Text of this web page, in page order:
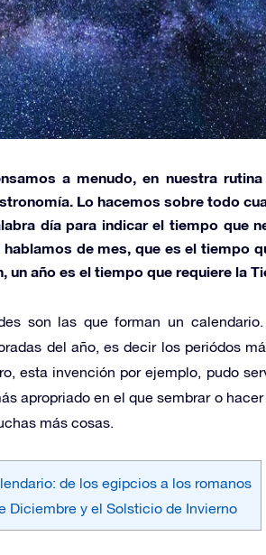
a menudo, en nuestra
Lo hacemos sobre todo
díapara indicar el tiempo que
hablamos de mes, que es el tiempo
un año es el tiempo que requiere la
son las que forman un
del año, es decir los periódos
esta invención por ejemplo, pudo
apropriado en el que sembrar o
más cosas.
de los egipcios a los romanos
Diciembre y el Solsticio de Invierno